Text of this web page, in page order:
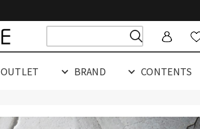
OUTLET BRAND CONTENTS